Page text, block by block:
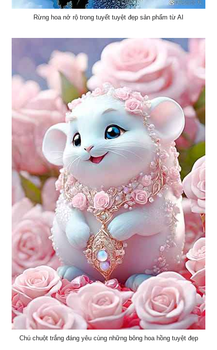
Rừng hoa nở rộ trong tuyết tuyệt đẹp sản phẩm từ AI
Chú chuột trắng đáng yêu cùng những bông hoa hồng tuyệt đẹp